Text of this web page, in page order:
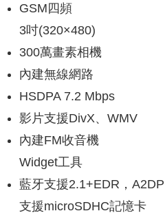
GSM四頻
3吋(320×480)
300萬畫素相機
內建無線網路
HSDPA 7.2 Mbps
影片支援DivX、WMV
內建FM收音機
Widget工具
藍牙支援2.1+EDR，A2DP
支援microSDHC記憶卡